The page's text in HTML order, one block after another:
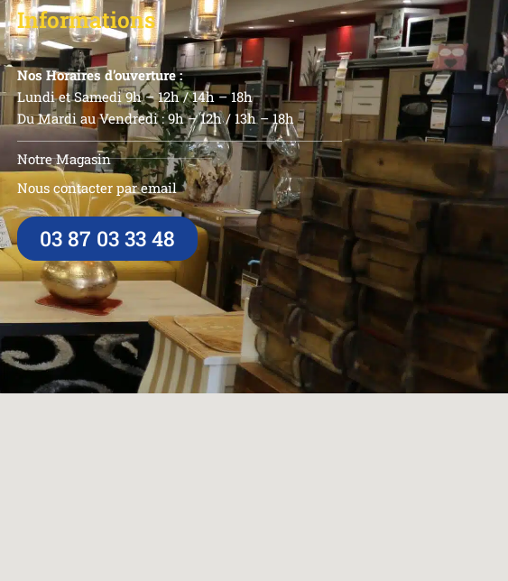
Informations
Nos Horaires d’ouverture :
Lundi et Samedi 9h – 12h / 14h – 18h
Du Mardi au Vendredi : 9h – 12h / 13h – 18h
Notre Magasin
Nous contacter par email
03 87 03 33 48